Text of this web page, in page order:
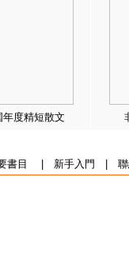
年度精短散文
書目 新手入門